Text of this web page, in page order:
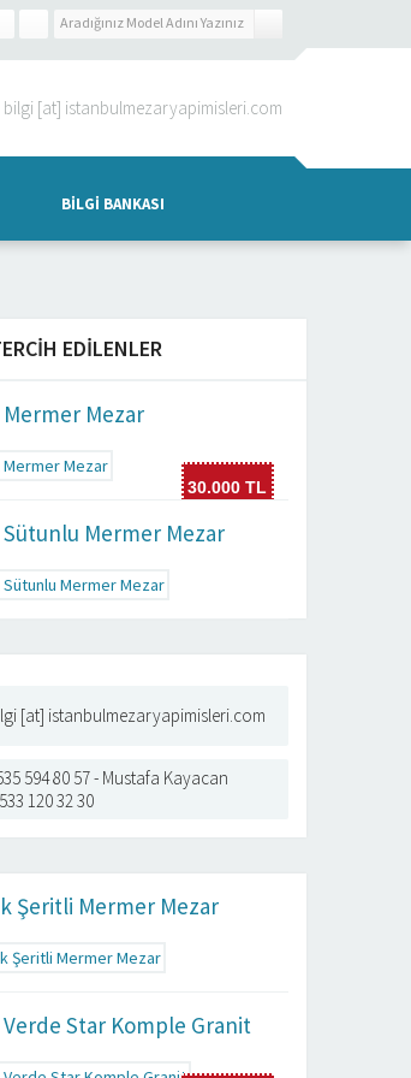
bilgi [at] istanbulmezaryapimisleri.com
BILGI BANKASI
EDILENLER
Mezar
30.000 TL
Mermer Mezar
[at] istanbulmezaryapimisleri.com
594 80 57 - Mustafa Kayacan
120 32 30
Şeritli Mermer Mezar
Star Komple Granit